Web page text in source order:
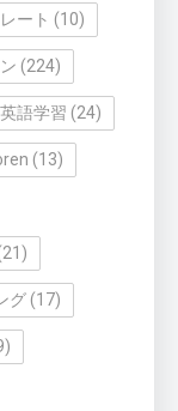
ート (10)
(224)
語学習 (24)
(13)
グ (17)